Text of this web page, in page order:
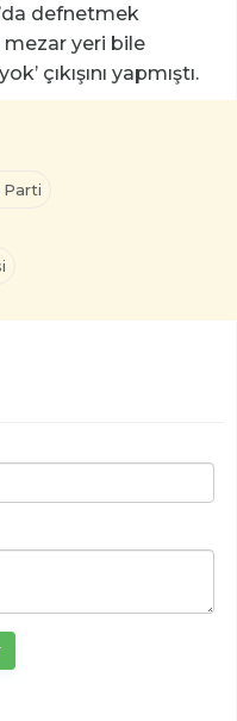
defnetmek
yeri bile
çıkışını yapmıştı.
Parti